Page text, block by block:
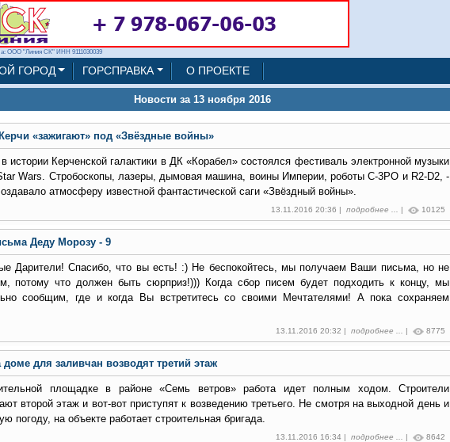
ООО "Линия СК" ИНН 9111030039
ГОРОД ГОРСПРАВКА О ПРОЕКТЕ
Новости за 13 ноября 2016
«зажигают» под «Звёздные войны»
истории Керченской галактики в ДК «Корабел» состоялся фестиваль электронной музыки
Wars. Стробоскопы, лазеры, дымовая машина, воины Империи, роботы C-3PO и R2-D2, -
атмосферу известной фантастической саги «Звёздный войны».
13.11.2016 20:36 | подробнее ... | 10125
Деду Морозу - 9
Дарители! Спасибо, что вы есть! :) Не беспокойтесь, мы получаем Ваши письма, но не
потому что должен быть сюрприз!))) Когда сбор писем будет подходить к концу, мы
сообщим, где и когда Вы встретитесь со своими Мечтателями! А пока сохраняем
13.11.2016 20:32 | подробнее ... | 8775
доме для заливчан возводят третий этаж
площадке в районе «Семь ветров» работа идет полным ходом. Строители
второй этаж и вот-вот приступят к возведению третьего. Не смотря на выходной день и
погоду, на объекте работает строительная бригада.
13.11.2016 16:34 | подробнее ... | 8642